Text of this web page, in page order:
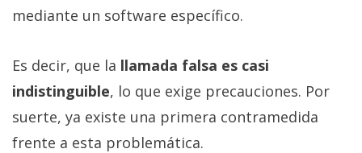
mediante un software específico.
Es decir, que la llamada falsa es casi
indistinguible, lo que exige precauciones. Por
suerte, ya existe una primera contramedida
frente a esta problemática.